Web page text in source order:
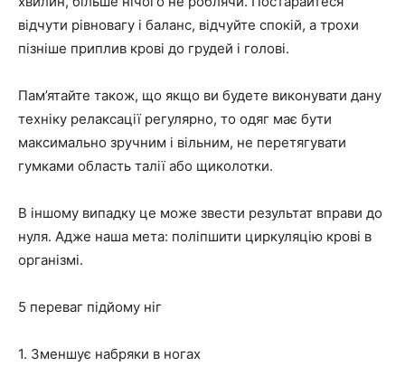
відчути рівновагу і баланс, відчуйте спокій, а трохи
пізніше приплив крові до грудей і голові.
Пам’ятайте також, що якщо ви будете виконувати дану
техніку релаксації регулярно, то одяг має бути
максимально зручним і вільним, не перетягувати
гумками область талії або щиколотки.
В іншому випадку це може звести результат вправи до
нуля. Адже наша мета: поліпшити циркуляцію крові в
організмі.
5 переваг підйому ніг
1. Зменшує набряки в ногах